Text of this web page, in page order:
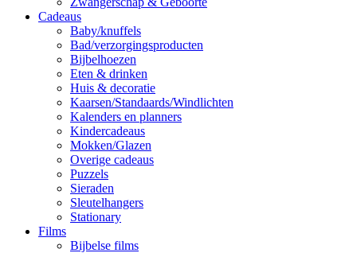
Cadeaus
Baby/knuffels
Bad/verzorgingsproducten
Bijbelhoezen
Eten & drinken
Huis & decoratie
Kaarsen/Standaards/Windlichten
Kalenders en planners
Kindercadeaus
Mokken/Glazen
Overige cadeaus
Puzzels
Sieraden
Sleutelhangers
Stationary
Films
Bijbelse films